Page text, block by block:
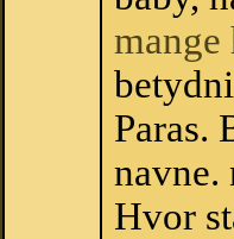
mange
Paras.
navne.
Hvor